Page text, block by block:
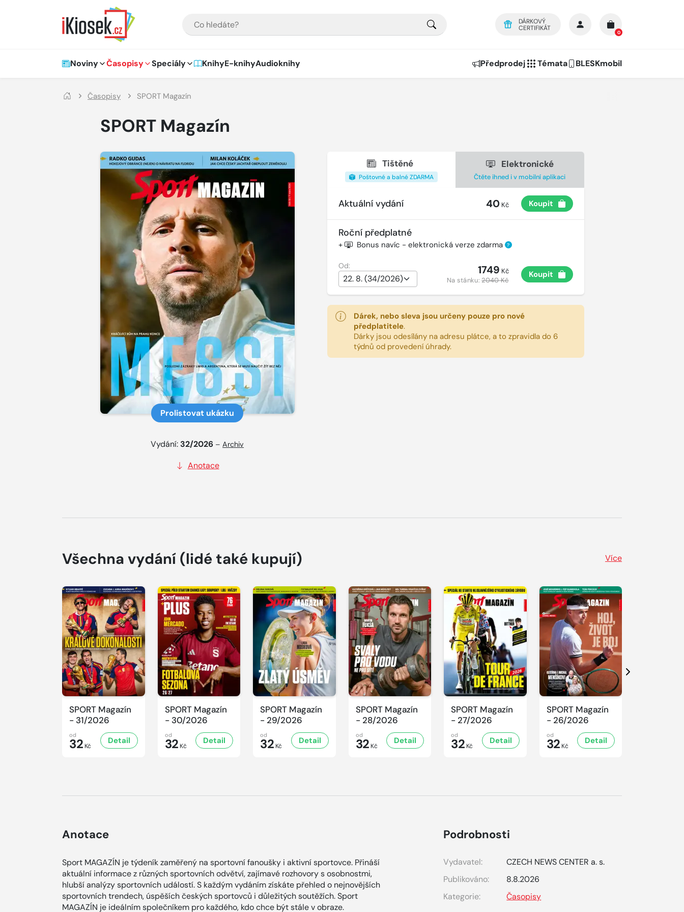
DÁRKOVÝ
CERTIFIKÁT
0
Hlavní navigace
Noviny Časopisy Speciály KnihyE-knihyAudioknihy Předprodej Témata BLESKmobil
Časopisy SPORT Magazín
SPORT Magazín
Prolistovat ukázku
Vydání: 32/2026 –Archiv
Anotace
Tištěné
Poštovné a balné ZDARMA
Elektronické
Čtěte ihned i v mobilní aplikaci
Aktuální vydání 40Kč Koupit
Roční předplatné
+ Bonus navíc - elektronická verze zdarma ?
Od: 1749 Kč
Na stánku:2040 Kč
Koupit
Dárek, nebo sleva jsou určeny pouze pro nové
předplatitele.
Dárky jsou odesílány na adresu plátce, a to zpravidla do 6
týdnů od provedení úhrady.
Všechna vydání (lidé také kupují) Více
SPORT Magazín
- 31/2026
od
32 Kč
Detail
SPORT Magazín
- 30/2026
od
32 Kč
Detail
SPORT Magazín
- 29/2026
od
32 Kč
Detail
SPORT Magazín
- 28/2026
od
32 Kč
Detail
SPORT Magazín
- 27/2026
od
32 Kč
Detail
SPORT Magazín
- 26/2026
od
32 Kč
Detail
Další
Anotace
Sport MAGAZÍN je týdeník zaměřený na sportovní fanoušky i aktivní sportovce. Přináší
aktuální informace z různých sportovních odvětví, zajímavé rozhovory s osobnostmi,
hlubší analýzy sportovních událostí. S každým vydáním získáte přehled o nejnovějších
sportovních trendech, úspěších českých sportovců i důležitých soutěžích. Sport
MAGAZÍN je ideálním společníkem pro každého, kdo chce být stále v obraze.
Podrobnosti
Vydavatel:
CZECH NEWS CENTER a. s.
Publikováno:
8.8.2026
Kategorie:
Časopisy